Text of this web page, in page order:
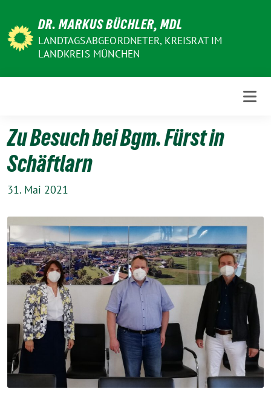
zum
Inhalt
DR. MARKUS BÜCHLER, MDL
LANDTAGSABGEORDNETER, KREISRAT IM
LANDKREIS MÜNCHEN
Zu Besuch bei Bgm. Fürst in
Schäftlarn
31. Mai 2021